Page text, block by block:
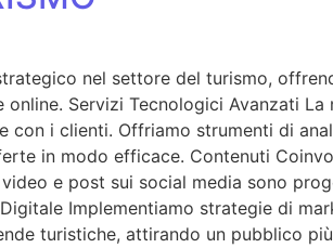
nel settore del turismo,
Servizi Tecnologici Avanzati
con i clienti. Offriamo strumenti di
in modo efficace. Contenuti
e post sui social media sono
Implementiamo strategie di
turistiche, attirando un pubblico